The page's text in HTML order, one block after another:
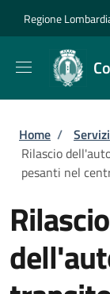
Regione
Briciole
Home / Servizi
Rilascio
pesanti nel
Rilascio